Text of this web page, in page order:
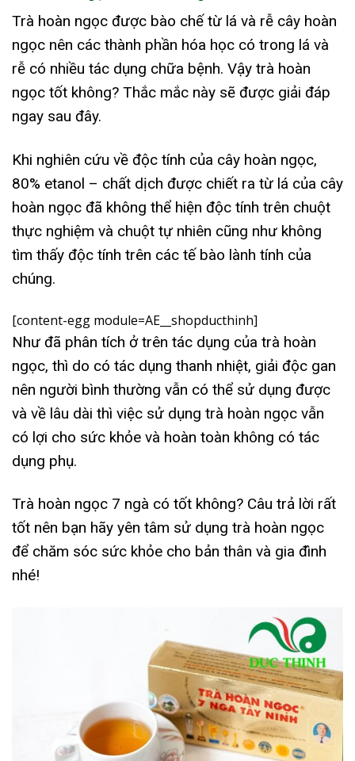
Trà hoàn ngọc được bào chế từ lá và rễ cây hoàn
ngọc nên các thành phần hóa học có trong lá và
rễ có nhiều tác dụng chữa bệnh. Vậy trà hoàn
ngọc tốt không? Thắc mắc này sẽ được giải đáp
ngay sau đây.
Khi nghiên cứu về độc tính của cây hoàn ngọc,
80% etanol – chất dịch được chiết ra từ lá của cây
hoàn ngọc đã không thể hiện độc tính trên chuột
thực nghiệm và chuột tự nhiên cũng như không
tìm thấy độc tính trên các tế bào lành tính của
chúng.
[content-egg module=AE__shopducthinh]
Như đã phân tích ở trên tác dụng của trà hoàn
ngọc, thì do có tác dụng thanh nhiệt, giải độc gan
nên người bình thường vẫn có thể sử dụng được
và về lâu dài thì việc sử dụng trà hoàn ngọc vẫn
có lợi cho sức khỏe và hoàn toàn không có tác
dụng phụ.
Trà hoàn ngọc 7 ngà có tốt không? Câu trả lời rất
tốt nên bạn hãy yên tâm sử dụng trà hoàn ngọc
để chăm sóc sức khỏe cho bản thân và gia đình
nhé!